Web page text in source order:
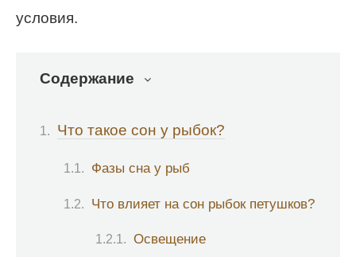
условия.
Содержание
Что такое сон у рыбок?
Фазы сна у рыб
Что влияет на сон рыбок петушков?
Освещение